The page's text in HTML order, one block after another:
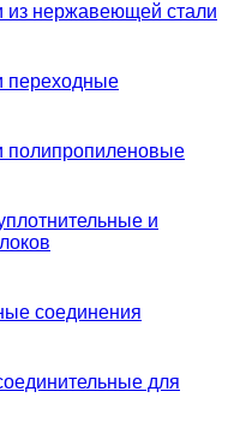
из нержавеющей стали
переходные
полипропиленовые
и
соединения
для